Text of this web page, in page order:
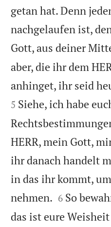
getan hat. Denn
nachgelaufen ist,
Gott, aus deiner
aber, die ihr dem
anhinget, ihr seid
5 Siehe, ich habe
HERR, mein Gott,
ihr danach handelt
in das ihr kommt,
nehmen. 

6 So
das ist eure